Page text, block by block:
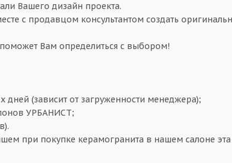
Вашего дизайн проекта.
с продавцом консультантом создать
Вам определиться с выбором!
дней (зависит от загруженности менеджера);
УРБАНИСТ;
при покупке керамогранита в нашем салоне эта